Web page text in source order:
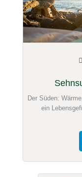
öffentliche Frage
Bitte
Klicken Sie hier
ECOCAMP-Eintrag
Der Süden:
ein